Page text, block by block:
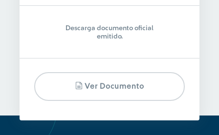
Descarga documento oficial
emitido.
Ver Documento